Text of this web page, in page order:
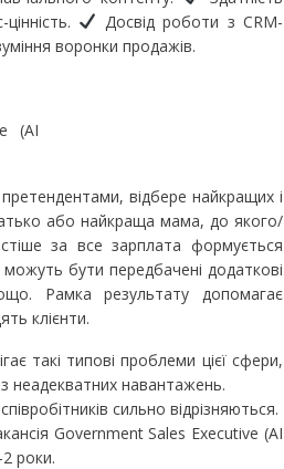
Досвід роботи з CRM-
воронки продажів.
відбере найкращих і
або найкраща мама, до якого/
за все зарплата формується
бути передбачені додаткові
Рамка результату допомагає
клієнти.
такі типові проблеми цієї сфери,
неадекватних навантажень.
сильно відрізняються.
Government Sales Executive (AI
роки.